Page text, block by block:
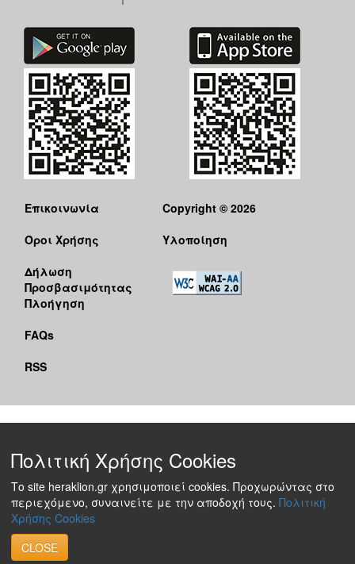
Επικοινωνία
Όροι Χρήσης
Δήλωση
Προσβασιμότητας
Πλοήγηση
FAQs
RSS
Copyright © 2026
Υλοποίηση
Πολιτική Χρήσης Cookies
Το site heraklion.gr χρησιμοποιεί cookies. Προχωρώντας στο
περιεχόμενο, συναινείτε με την αποδοχή τους. Πολιτική
Χρήσης Cookies
CLOSE